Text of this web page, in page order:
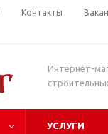
Контакты
Интернет-
УСЛУГИ